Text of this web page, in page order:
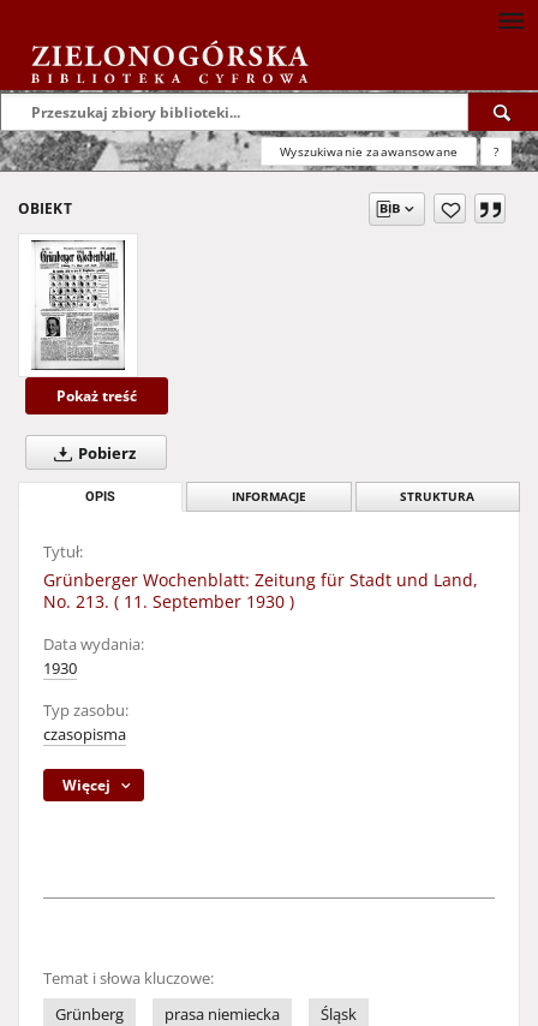
Wyszukiwanie zaawansowane ?
OBIEKT
Pokaż treść
Pobierz
OPIS INFORMACJE STRUKTURA
Tytuł:
Grünberger Wochenblatt: Zeitung für Stadt und Land,
No. 213. ( 11. September 1930 )
Data wydania:
1930
Typ zasobu:
czasopisma
Więcej
Temat i słowa kluczowe:
Grünberg
prasa niemiecka
Śląsk